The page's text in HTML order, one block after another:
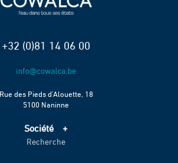
+32 (0)81 14 06 00
Rue des Pieds d’Alouette, 18
5100 Naninne
Société
Accueil
Recherche